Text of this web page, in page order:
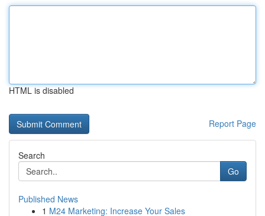
HTML is disabled
Report Page
Search
Go
Published News
1 M24 Marketing: Increase Your Sales